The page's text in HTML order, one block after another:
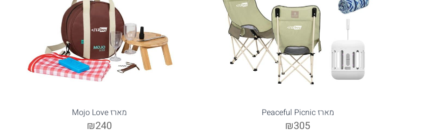
מארז Peaceful Picnic
₪305
מארז Mojo Love
₪240